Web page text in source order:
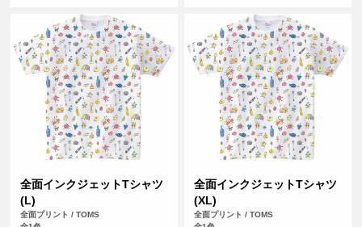
全面インクジェットTシャツ
(L)
全面プリント / TOMS
全面インクジェットTシャツ
(XL)
全面プリント / TOMS